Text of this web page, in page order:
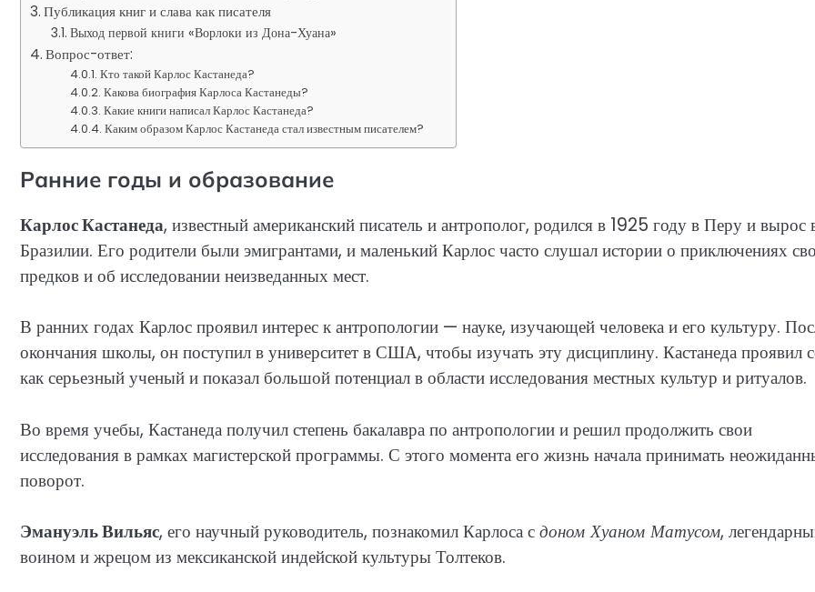
Публикация книг и слава как писателя
Выход первой книги «Ворлоки из Дона-Хуана»
Вопрос-ответ:
Кто такой Карлос Кастанеда?
Какова биография Карлоса Кастанеды?
Какие книги написал Карлос Кастанеда?
Каким образом Карлос Кастанеда стал известным писателем?
Ранние годы и образование
Карлос Кастанеда, известный американский писатель и антрополог, родился в 1925 году в Перу и вырос
Бразилии. Его родители были эмигрантами, и маленький Карлос часто слушал истории о приключениях
предков и об исследовании неизведанных мест.
В ранних годах Карлос проявил интерес к антропологии — науке, изучающей человека и его культуру.
окончания школы, он поступил в университет в США, чтобы изучать эту дисциплину. Кастанеда проявил
как серьезный ученый и показал большой потенциал в области исследования местных культур и ритуалов.
Во время учебы, Кастанеда получил степень бакалавра по антропологии и решил продолжить свои
исследования в рамках магистерской программы. С этого момента его жизнь начала принимать
поворот.
Эмануэль Вильяс, его научный руководитель, познакомил Карлоса сдоном Хуаном Матусом,
воином и жрецом из мексиканской индейской культуры Толтеков.